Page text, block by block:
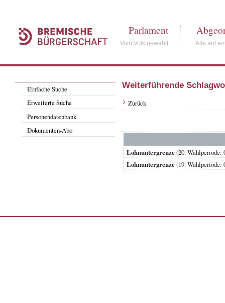
Parlament
Vom Volk gewählt Alle auf
Einfache Suche
Erweiterte Suche
Personendatenbank
Dokumenten-Abo
Weiterführende
Zurück
Lohnuntergrenze(20.
Lohnuntergrenze(19.